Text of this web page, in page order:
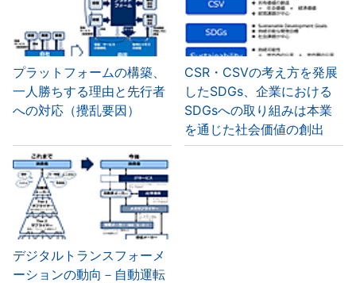
プラットフォームの構築、
一人勝ちする理由と先行者
への対応（攪乱要因）
CSR・CSVの考え方を発展
したSDGs、企業における
SDGsへの取り組みは本業
を通じた社会価値の創出
デジタルトランスフォーメ
ーションの動向－自動運転